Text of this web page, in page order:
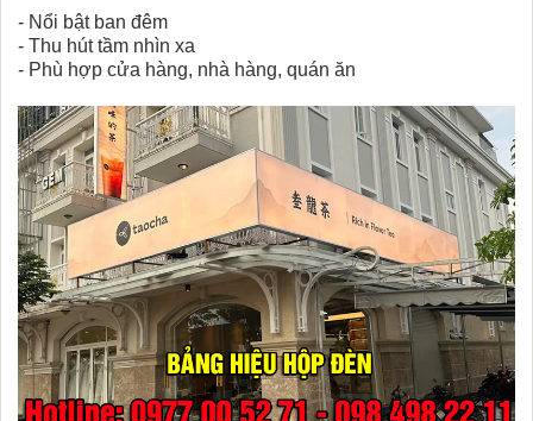
- Nổi bật ban đêm
- Thu hút tầm nhìn xa
- Phù hợp cửa hàng, nhà hàng, quán ăn